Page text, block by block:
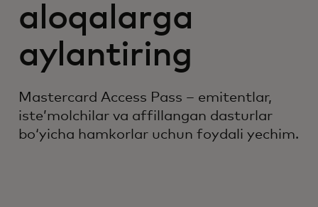
aloqalarga
aylantiring
Mastercard Access Pass – emitentlar,
isteʼmolchilar va affillangan dasturlar
boʻyicha hamkorlar uchun foydali yechim.